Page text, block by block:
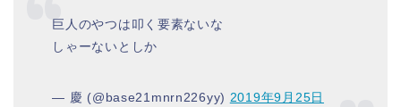
巨人のやつは叩く要素ないな
しゃーないとしか
— 慶 (@base21mnrn226yy) 2019年9月25日